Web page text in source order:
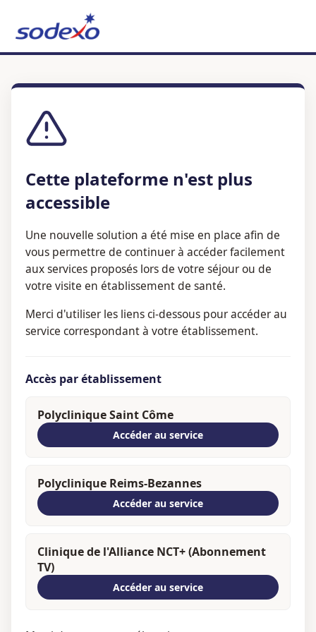
Cette plateforme n'est plus
accessible
Une nouvelle solution a été mise en place afin de
vous permettre de continuer à accéder facilement
aux services proposés lors de votre séjour ou de
votre visite en établissement de santé.
Merci d'utiliser les liens ci-dessous pour accéder au
service correspondant à votre établissement.
Accès par établissement
Polyclinique Saint Côme
Accéder au service
Polyclinique Reims-Bezannes
Accéder au service
Clinique de l'Alliance NCT+ (Abonnement
TV)
Accéder au service